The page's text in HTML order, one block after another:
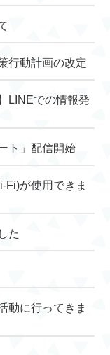
行動計画の改定
LINEでの情報発
ト」配信開始
Fi)が使用できま
た
動に行ってきま